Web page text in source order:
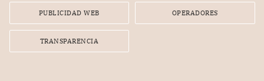
PUBLICIDAD WEB OPERADORES
TRANSPARENCIA